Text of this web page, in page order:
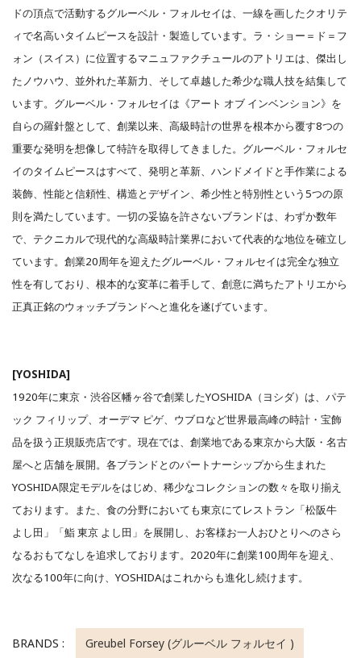
ドの頂点で活動するグルーベル・フォルセイは、一線を画したクオリテ
ィで名高いタイムピースを設計・製造しています。ラ・ショー＝ド＝フ
ォン（スイス）に位置するマニュファクチュールのアトリエは、傑出し
たノウハウ、並外れた革新力、そして卓越した希少な職人技を結集して
います。グルーベル・フォルセイは《アート オブ インベンション》を
自らの羅針盤として、創業以来、高級時計の世界を根本から覆す8つの
重要な発明を想像して特許を取得してきました。グルーベル・フォルセ
イのタイムピースはすべて、発明と革新、ハンドメイドと手作業による
装飾、性能と信頼性、構造とデザイン、希少性と特別性という5つの原
則を満たしています。一切の妥協を許さないブランドは、わずか数年
で、テクニカルで現代的な高級時計業界において代表的な地位を確立し
ています。創業20周年を迎えたグルーベル・フォルセイは完全な独立
性を有しており、根本的な変革に着手して、創意に満ちたアトリエから
正真正銘のウォッチブランドへと進化を遂げています。
[YOSHIDA]
1920年に東京・渋谷区幡ヶ谷で創業したYOSHIDA（ヨシダ）は、パテ
ック フィリップ、オーデマ ピゲ、ウブロなど世界最⾼峰の時計・宝飾
品を扱う正規販売店です。現在では、創業地である東京から大阪・名古
屋へと店舗を展開。各ブランドとのパートナーシップから生まれた
YOSHIDA限定モデルをはじめ、稀少なコレクションの数々を取り揃え
ております。また、食の分野においても東京にてレストラン「松阪牛
よし田」「鮨 東京 よし田」を展開し、お客様お一人おひとりへのさら
なるおもてなしを追求しております。2020年に創業100周年を迎え、
次なる100年に向け、YOSHIDAはこれからも進化し続けます。
BRANDS : Greubel Forsey (グルーベル フォルセイ )